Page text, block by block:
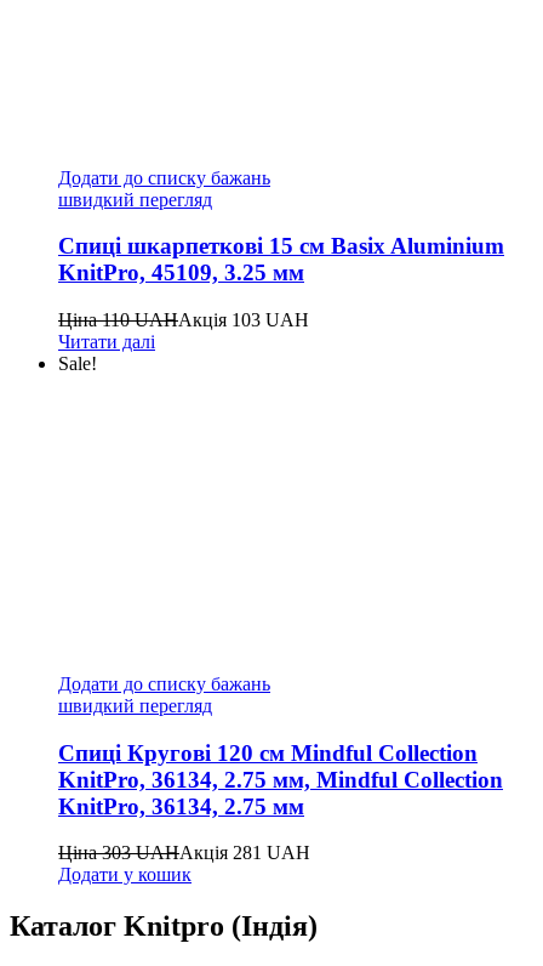
Додати до списку бажань
швидкий перегляд
Спиці шкарпеткові 15 см Basix Aluminium
KnitPro, 45109, 3.25 мм
Ціна110UAHАкція 103 UAH
Читати далі
Sale!
Додати до списку бажань
швидкий перегляд
Спиці Кругові 120 см Mindful Collection
KnitPro, 36134, 2.75 мм, Mindful Collection
KnitPro, 36134, 2.75 мм
Ціна303UAHАкція 281 UAH
Додати у кошик
Каталог Knitpro (Індія)